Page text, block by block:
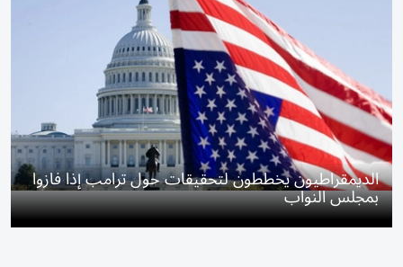
الديمقراطيون يخططون لتحقيقات حول ترامب إذا فازوا
بمجلس النواب